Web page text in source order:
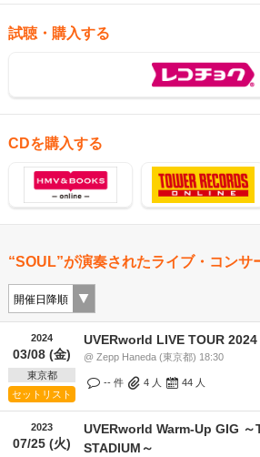
試聴・購入する
CDを購入する
“SOUL”が演奏されたライブ・コンサ
2024
03/08 (金)
東京都
セットリスト
UVERworld LIVE TOUR 2024
@ Zepp Haneda (東京都) 18:30
-- 件 4 人 44 人
2023
07/25 (火)
UVERworld Warm-Up GIG
STADIUM～